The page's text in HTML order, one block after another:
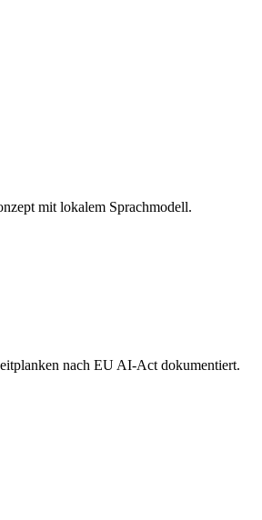
mit lokalem Sprachmodell.
nach EU AI-Act dokumentiert.